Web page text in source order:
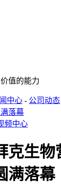
值的能力
中心 - 公司动态
落幕
频中心
克生物
满落幕